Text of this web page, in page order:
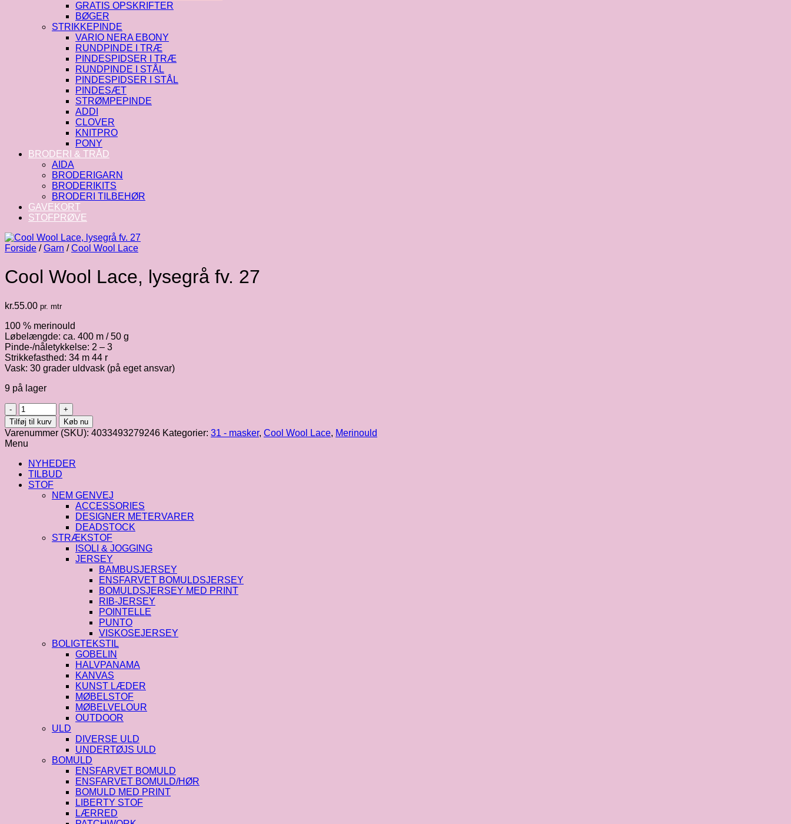
GRATIS OPSKRIFTER
BØGER
STRIKKEPINDE
VARIO NERA EBONY
RUNDPINDE I TRÆ
PINDESPIDSER I TRÆ
RUNDPINDE I STÅL
PINDESPIDSER I STÅL
PINDESÆT
STRØMPEPINDE
ADDI
CLOVER
KNITPRO
PONY
BRODERI & TRÅD
AIDA
BRODERIGARN
BRODERIKITS
BRODERI TILBEHØR
GAVEKORT
STOFPRØVE
Forside / Garn / Cool Wool Lace
Cool Wool Lace, lysegrå fv. 27
kr.55.00 pr. mtr
100 % merinould
Løbelængde: ca. 400 m / 50 g
Pinde-/nåletykkelse: 2 – 3
Strikkefasthed: 34 m 44 r
Vask: 30 grader uldvask (på eget ansvar)
9 på lager
Cool
Wool
Lace,
lysegrå
fv.
27
antal
Tilføj til kurv Køb nu
Varenummer (SKU): 4033493279246 Kategorier: 31 - masker, Cool Wool Lace, Merinould
Menu
NYHEDER
TILBUD
STOF
NEM GENVEJ
ACCESSORIES
DESIGNER METERVARER
DEADSTOCK
STRÆKSTOF
ISOLI & JOGGING
JERSEY
BAMBUSJERSEY
ENSFARVET BOMULDSJERSEY
BOMULDSJERSEY MED PRINT
RIB-JERSEY
POINTELLE
PUNTO
VISKOSEJERSEY
BOLIGTEKSTIL
GOBELIN
HALVPANAMA
KANVAS
KUNST LÆDER
MØBELSTOF
MØBELVELOUR
OUTDOOR
ULD
DIVERSE ULD
UNDERTØJS ULD
BOMULD
ENSFARVET BOMULD
ENSFARVET BOMULD/HØR
BOMULD MED PRINT
LIBERTY STOF
LÆRRED